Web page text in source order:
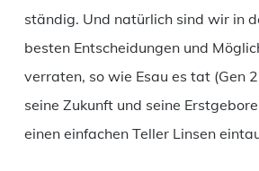
ständig. Und natürlich sind wir in
besten Entscheidungen und
verraten, so wie Esau es tat (Gen
seine Zukunft und seine
einen einfachen Teller Linsen